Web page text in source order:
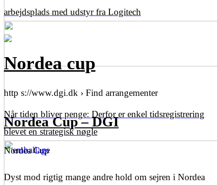
arbejdsplads med udstyr fra Logitech
Når tiden bliver penge: Derfor er enkel tidsregistrering
blevet en strategisk nøgle
Nordea cup
http s://www.dgi.dk › Find arrangementer
Nordea Cup – DGI
Nordea Cup
Dyst mod rigtig mange andre hold om sejren i Nordea